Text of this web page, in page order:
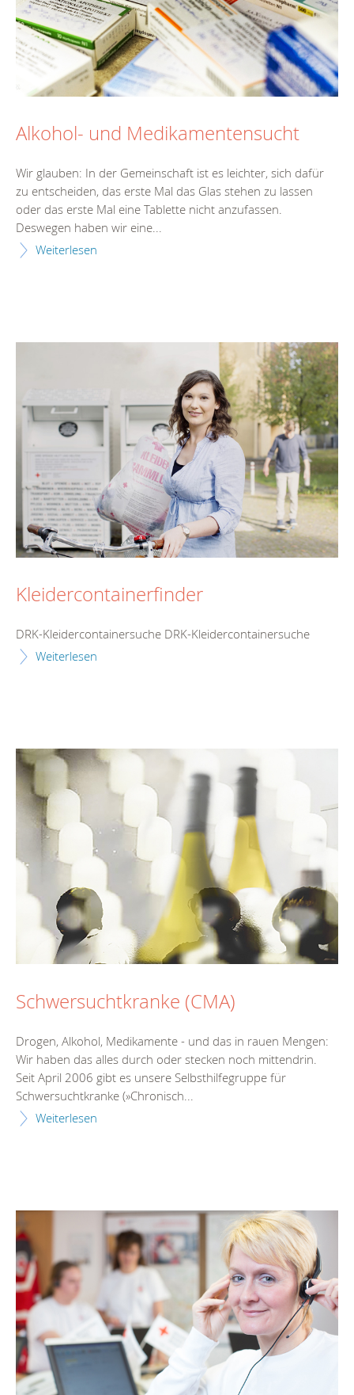
Alkohol- und Medikamentensucht
Wir glauben: In der Gemeinschaft ist es leichter, sich dafür
zu entscheiden, das erste Mal das Glas stehen zu lassen
oder das erste Mal eine Tablette nicht anzufassen.
Deswegen haben wir eine...
Weiterlesen
Kleidercontainerfinder
DRK-Kleidercontainersuche DRK-Kleidercontainersuche
Weiterlesen
Schwersuchtkranke (CMA)
Drogen, Alkohol, Medikamente - und das in rauen Mengen:
Wir haben das alles durch oder stecken noch mittendrin.
Seit April 2006 gibt es unsere Selbsthilfegruppe für
Schwersuchtkranke (»Chronisch...
Weiterlesen